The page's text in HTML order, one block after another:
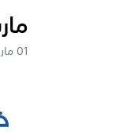
01 مارس 2017 . الساعة 10:00 م بتوقيت القدس